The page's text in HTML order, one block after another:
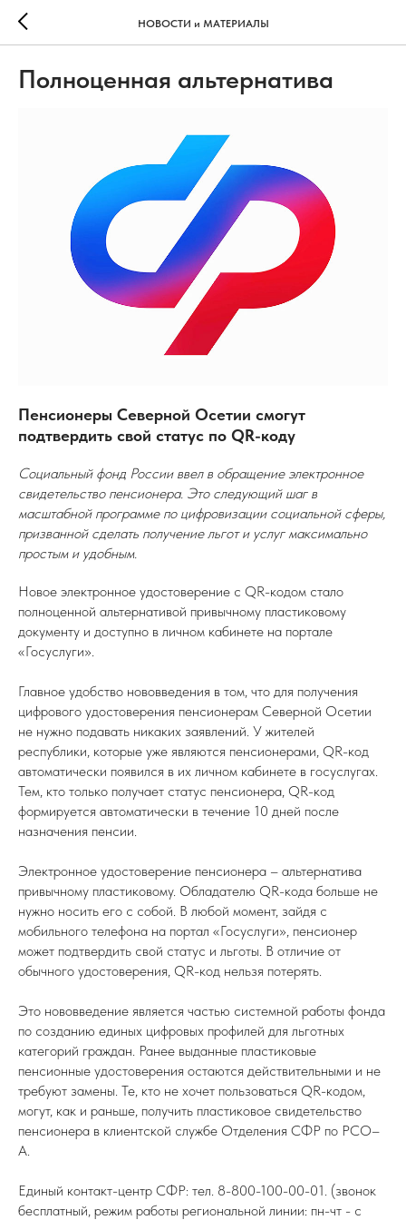
НОВОСТИ и МАТЕРИАЛЫ
Полноценная альтернатива
Пенсионеры Северной Осетии смогут
подтвердить свой статус по QR-коду
Социальный фонд России ввел в обращение электронное
свидетельство пенсионера. Это следующий шаг в
масштабной программе по цифровизации социальной сферы,
призванной сделать получение льгот и услуг максимально
простым и удобным.
Новое электронное удостоверение с QR-кодом стало
полноценной альтернативой привычному пластиковому
документу и доступно в личном кабинете на портале
«Госуслуги».
Главное удобство нововведения в том, что для получения
цифрового удостоверения пенсионерам Северной Осетии
не нужно подавать никаких заявлений. У жителей
республики, которые уже являются пенсионерами, QR-код
автоматически появился в их личном кабинете в госуслугах.
Тем, кто только получает статус пенсионера, QR-код
формируется автоматически в течение 10 дней после
назначения пенсии.
Электронное удостоверение пенсионера – альтернатива
привычному пластиковому. Обладателю QR-кода больше не
нужно носить его с собой. В любой момент, зайдя с
мобильного телефона на портал «Госуслуги», пенсионер
может подтвердить свой статус и льготы. В отличие от
обычного удостоверения, QR-код нельзя потерять.
Это нововведение является частью системной работы фонда
по созданию единых цифровых профилей для льготных
категорий граждан. Ранее выданные пластиковые
пенсионные удостоверения остаются действительными и не
требуют замены. Те, кто не хочет пользоваться QR-кодом,
могут, как и раньше, получить пластиковое свидетельство
пенсионера в клиентской службе Отделения СФР по РСО–
А.
Единый контакт-центр СФР: тел. 8-800-100-00-01. (звонок
бесплатный, режим работы региональной линии: пн-чт - с